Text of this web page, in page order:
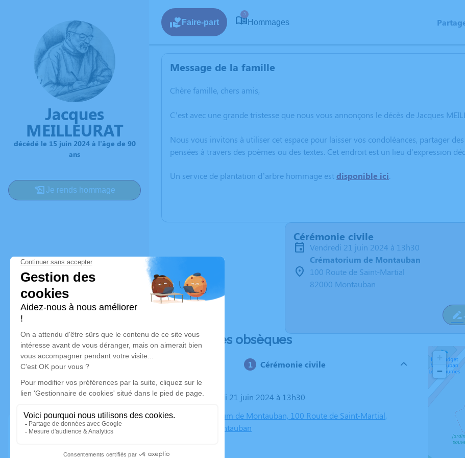
Jacques
MEILLEURAT
décédé le 15 juin 2024 à l'âge de 90
ans
Je rends hommage
Faire-part
3
Hommages
Message de la famille
Chère famille, chers amis,
C’est avec une grande tristesse que nous vous annonçons le décès de Jacques
Nous vous invitons à utiliser cet espace pour laisser vos condoléances, partager
pensées à travers des poèmes ou des textes. Cet endroit est un lieu d'expression
Un service de plantation d’arbre hommage estdisponible ici.
Cérémonie civile
vendredi 21 juin 2024 à 13h30
Crématorium de Montauban
100 Route de Saint-Martial
82000 Montauban
Déroulé des obsèques
Cérémonie civile
Le vendredi 21 juin 2024 à 13h30
Crématorium de Montauban, 100 Route de Saint-Martial,
82000 Montauban
−